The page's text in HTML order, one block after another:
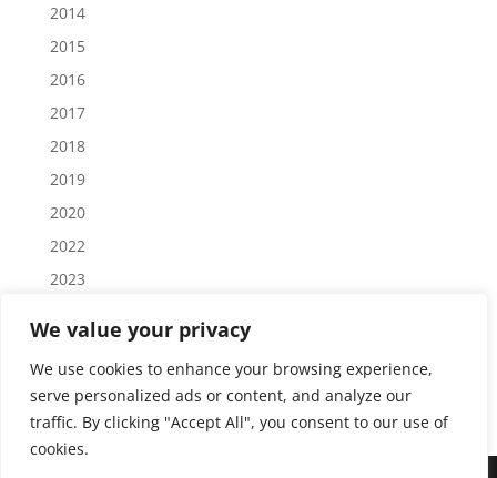
We value your privacy
We use cookies to enhance your browsing experience,
serve personalized ads or content, and analyze our
traffic. By clicking "Accept All", you consent to our use of
cookies.
2014
2015
2016
2017
2018
2019
2020
2022
2023
2026